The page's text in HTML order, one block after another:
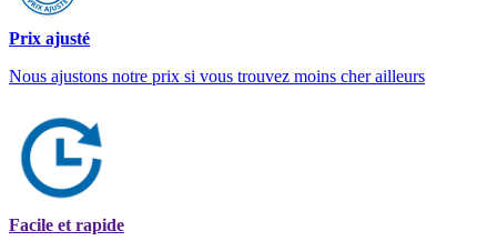
Prix ajusté
Nous ajustons notre prix si vous trouvez moins cher ailleurs
Facile et rapide